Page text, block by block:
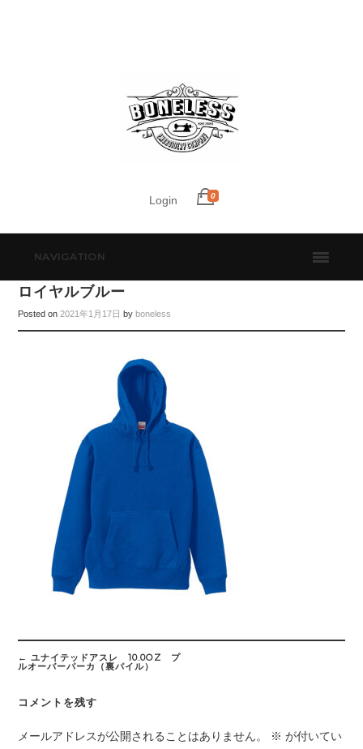
Login 0
NAVIGATION
ロイヤルブルー
Posted on2021年1月17日 byboneless
Post
navigation
← ユナイテッドアスレ 10.0OZ プ
ルオーバーパーカ（裏パイル）
コメントを残す
メールアドレスが公開されることはありません。 ※ が付いてい